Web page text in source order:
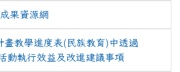
果資源網
畫教學進度表(民族教育)中透過
動執行效益及改進建議事項